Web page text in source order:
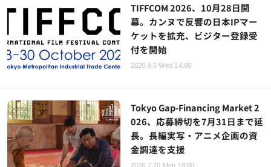
TIFFCOM 2026、10月28日開
幕。カンヌで反響の日本IPマー
ケットを拡充、ビジター登録受
付を開始
2026.8.5 Wed 14:00
Tokyo Gap-Financing Market 2
026、応募締切を7月31日まで延
長。長編実写・アニメ企画の資
金調達を支援
2026.7.20 Mon 18:00